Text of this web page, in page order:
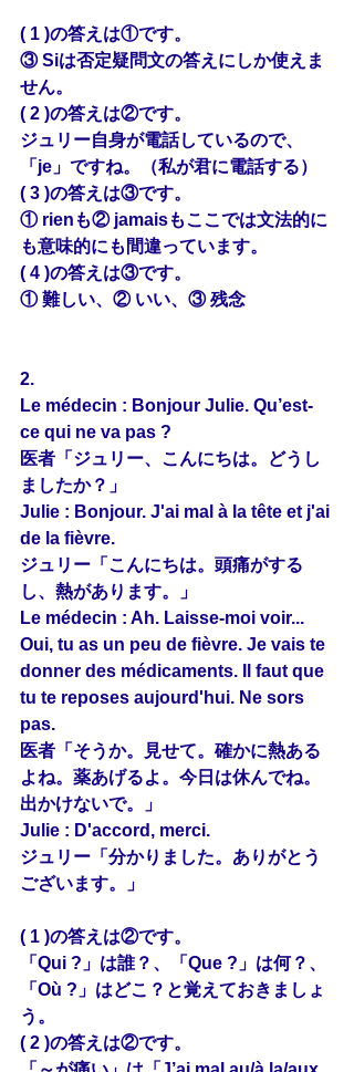
( 1 )の答えは①です。
③ Siは否定疑問文の答えにしか使えま
せん。
( 2 )の答えは②です。
ジュリー自身が電話しているので、
「je」ですね。（私が君に電話する）
( 3 )の答えは③です。
① rienも② jamaisもここでは文法的に
も意味的にも間違っています。
( 4 )の答えは③です。
① 難しい、② いい、③ 残念
2.
Le médecin : Bonjour Julie. Qu’est-
ce qui ne va pas ?
医者「ジュリー、こんにちは。どうし
ましたか？」
Julie : Bonjour. J'ai mal à la tête et j'ai
de la fièvre.
ジュリー「こんにちは。頭痛がする
し、熱があります。」
Le médecin : Ah. Laisse-moi voir...
Oui, tu as un peu de fièvre. Je vais te
donner des médicaments. Il faut que
tu te reposes aujourd'hui. Ne sors
pas.
医者「そうか。見せて。確かに熱ある
よね。薬あげるよ。今日は休んでね。
出かけないで。」
Julie : D'accord, merci.
ジュリー「分かりました。ありがとう
ございます。」
( 1 )の答えは②です。
「Qui ?」は誰？、「Que ?」は何？、
「Où ?」はどこ？と覚えておきましょ
う。
( 2 )の答えは②です。